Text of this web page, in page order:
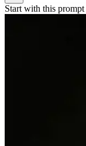
Start with this prompt